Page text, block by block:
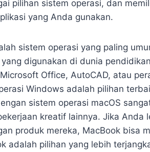
pilihan sistem operasi, dan
yang Anda gunakan.
sistem operasi yang paling
digunakan di dunia
Office, AutoCAD, atau
Windows adalah pilihan
sistem operasi macOS
kreatif lainnya. Jika Anda
produk mereka, MacBook bisa
adalah pilihan yang lebih